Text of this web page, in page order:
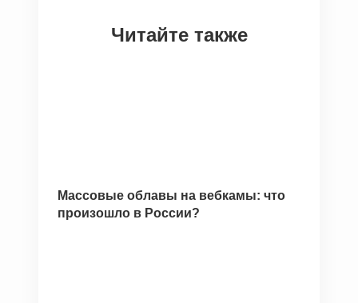
Читайте также
Массовые облавы на вебкамы: что
произошло в России?